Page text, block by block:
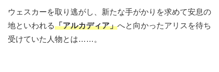
ウェスカーを取り逃がし、新たな手がかりを求めて安息の
地といわれる「アルカディア」へと向かったアリスを待ち
受けていた人物とは……。